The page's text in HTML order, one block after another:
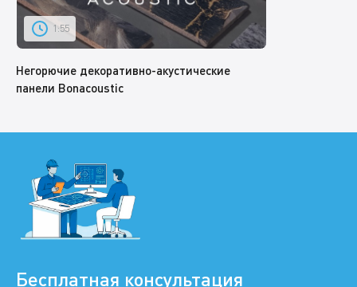
1:55
Негорючие декоративно-акустические
панели Bonacoustic
Бесплатная консультация